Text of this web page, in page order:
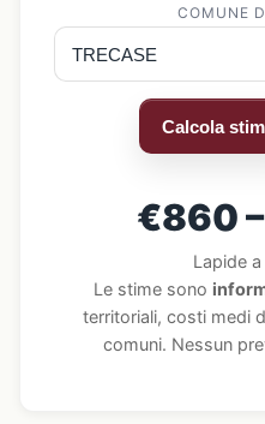
COMUNE
Calcola
€860
Lapide a
Le stime sono
territoriali, costi medi
comuni. Nessun